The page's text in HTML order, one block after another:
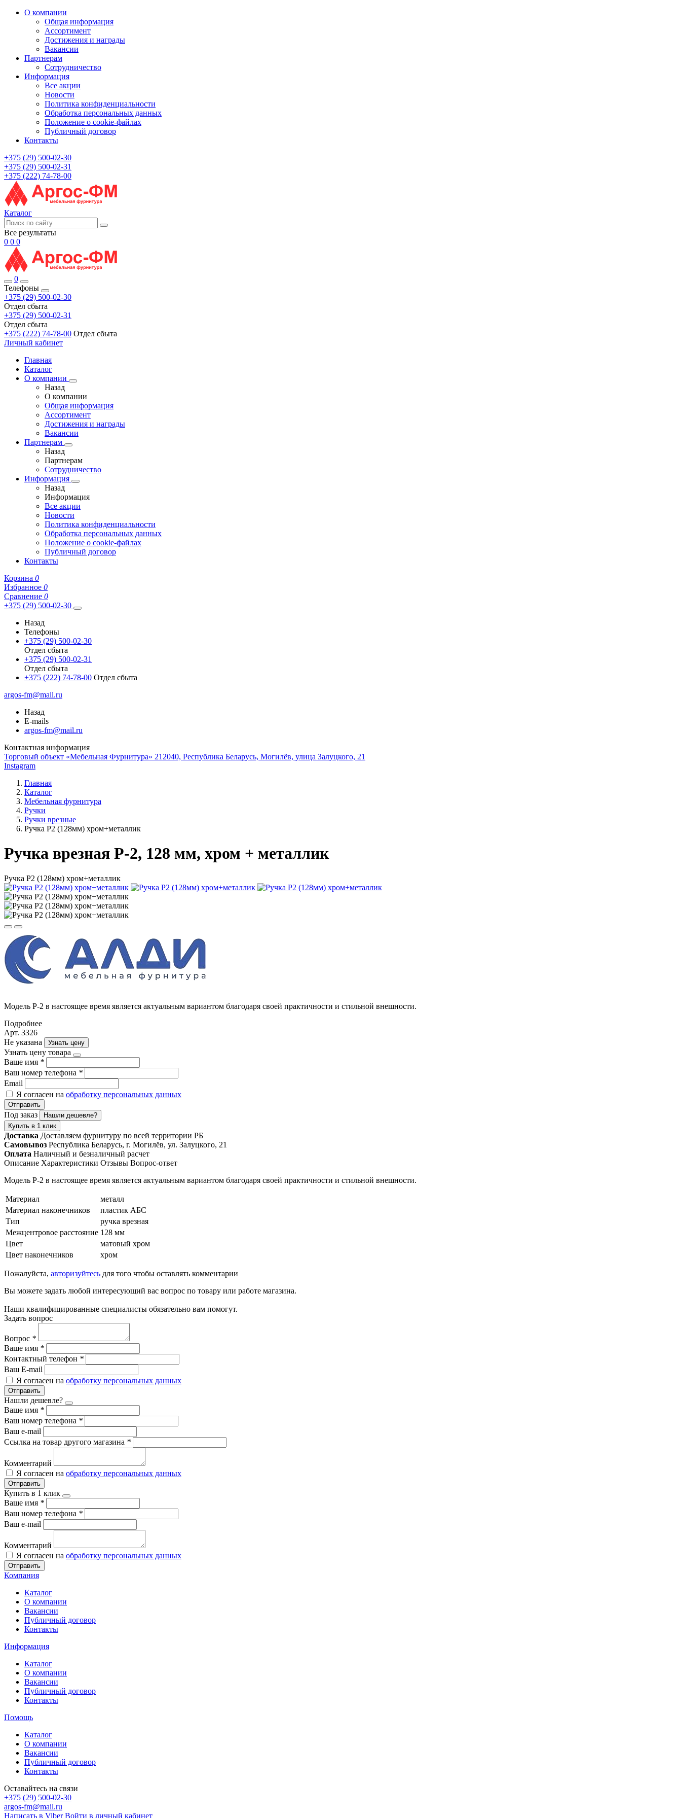
О компании
Общая информация
Ассортимент
Достижения и награды
Вакансии
Партнерам
Сотрудничество
Информация
Все акции
Новости
Политика конфиденциальности
Обработка персональных данных
Положение о cookie-файлах
Публичный договор
Контакты
+375 (29) 500-02-30
+375 (29) 500-02-31
+375 (222) 74-78-00
Каталог
Все результаты
0 0 0
0
Телефоны
+375 (29) 500-02-30
Отдел сбыта
+375 (29) 500-02-31
Отдел сбыта
+375 (222) 74-78-00 Отдел сбыта
Личный кабинет
Главная
Каталог
О компании
Назад
О компании
Общая информация
Ассортимент
Достижения и награды
Вакансии
Партнерам
Назад
Партнерам
Сотрудничество
Информация
Назад
Информация
Все акции
Новости
Политика конфиденциальности
Обработка персональных данных
Положение о cookie-файлах
Публичный договор
Контакты
Корзина 0
Избранное 0
Сравнение 0
+375 (29) 500-02-30
Назад
Телефоны
+375 (29) 500-02-30
Отдел сбыта
+375 (29) 500-02-31
Отдел сбыта
+375 (222) 74-78-00 Отдел сбыта
argos-fm@mail.ru
Назад
E-mails
argos-fm@mail.ru
Контактная информация
Торговый объект «Мебельная Фурнитура» 212040, Республика Беларусь, Могилёв, улица Залуцкого, 21
Instagram
Главная
Каталог
Мебельная фурнитура
Ручки
Ручки врезные
Ручка Р2 (128мм) хром+металлик
Ручка врезная Р-2, 128 мм, хром + металлик
Ручка Р2 (128мм) хром+металлик
Модель Р-2 в настоящее время является актуальным вариантом благодаря своей практичности и стильной внешности.
Подробнее
Арт. 3326
Не указана
Узнать цену
Узнать цену товара
Ваше имя *
Ваш номер телефона *
Email
Я согласен на обработку персональных данных
Отправить
Под заказ
Нашли дешевле?
Купить в 1 клик
Доставка Доставляем фурнитуру по всей территории РБ
Самовывоз Республика Беларусь, г. Могилёв, ул. Залуцкого, 21
Оплата Наличный и безналичный расчет
Описание Характеристики Отзывы Вопрос-ответ
Модель Р-2 в настоящее время является актуальным вариантом благодаря своей практичности и стильной внешности.
Материал
металл
Материал наконечников
пластик АБС
Тип
ручка врезная
Межцентровое расстояние 128 мм
Цвет
матовый хром
Цвет наконечников
хром
Пожалуйста, авторизуйтесь для того чтобы оставлять комментарии
Вы можете задать любой интересующий вас вопрос по товару или работе магазина.
Наши квалифицированные специалисты обязательно вам помогут.
Задать вопрос
Вопрос *
Ваше имя *
Контактный телефон *
Ваш E-mail
Я согласен на обработку персональных данных
Отправить
Нашли дешевле?
Ваше имя *
Ваш номер телефона *
Ваш e-mail
Ссылка на товар другого магазина *
Комментарий
Я согласен на обработку персональных данных
Отправить
Купить в 1 клик
Ваше имя *
Ваш номер телефона *
Ваш e-mail
Комментарий
Я согласен на обработку персональных данных
Отправить
Компания
Каталог
О компании
Вакансии
Публичный договор
Контакты
Информация
Каталог
О компании
Вакансии
Публичный договор
Контакты
Помощь
Каталог
О компании
Вакансии
Публичный договор
Контакты
Оставайтесь на связи
+375 (29) 500-02-30
argos-fm@mail.ru
Написать в Viber Войти в личный кабинет